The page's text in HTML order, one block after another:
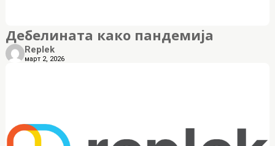
Дебелината како пандемија
Replek
март 2, 2026